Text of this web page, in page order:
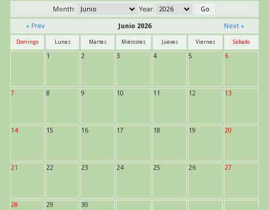
Month:
Year:
« Prev
Junio 2026 Next »
Domingo Lunes Martes Miércoles Jueves Viernes Sábado
1 2 3 4 5 6
7 8 9 10 11 12 13
14 15 16 17 18 19 20
21 22 23 24 25 26 27
28 29 30